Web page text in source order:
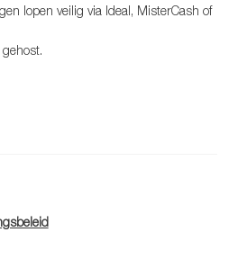
lopen veilig via Ideal, MisterCash of